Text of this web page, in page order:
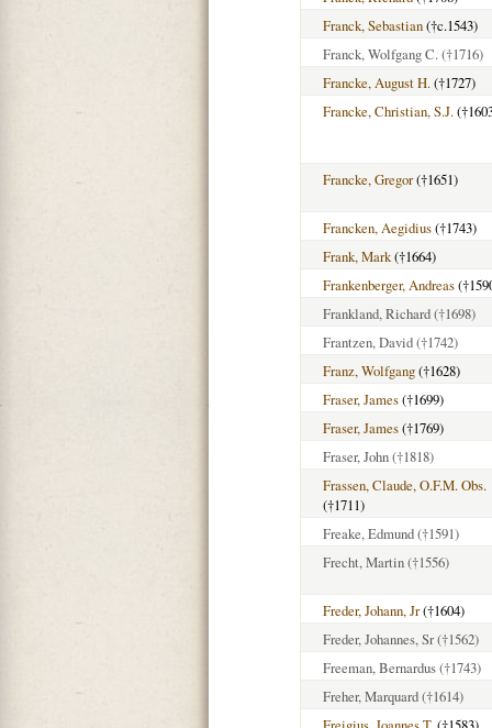
Franck, Sebastian(†c.1543)
Franck, Wolfgang C.(†1716)
Francke, August H.(†1727)
Francke, Christian, S.J.
Francke, Gregor(†1651)
Francken, Aegidius(†1743)
Frank, Mark(†1664)
Frankenberger, Andreas
Frankland, Richard(†1698)
Frantzen, David(†1742)
Franz, Wolfgang(†1628)
Fraser, James(†1699)
Fraser, James(†1769)
Fraser, John(†1818)
Frassen, Claude, O.F.M. Obs.
(†1711)
Freake, Edmund(†1591)
Frecht, Martin(†1556)
Freder, Johann, Jr(†1604)
Freder, Johannes, Sr(†1562)
Freeman, Bernardus(†1743)
Freher, Marquard(†1614)